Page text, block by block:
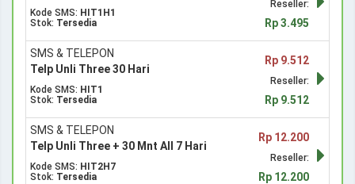
Kode SMS: HIT1H1
Stok: Tersedia
Reseller:
Rp 3.495
SMS & TELEPON
Telp Unli Three 30 Hari
Kode SMS: HIT1
Stok: Tersedia
Rp 9.512
Reseller:
Rp 9.512
SMS & TELEPON
Telp Unli Three + 30 Mnt All 7 Hari
Kode SMS: HIT2H7
Stok: Tersedia
Rp 12.200
Reseller:
Rp 12.200